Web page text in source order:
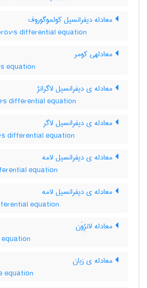
معادله دیفرانسیل کولموگوروف
differential equation
معادلهی کومر
equation
معادله ی دیفرانسیل لاگرانژ
differential equation
معادله ی دیفرانسیل لاگر
differential equation
معادله ی دیفرانسیل لامه
equation
معادله ی دیفرانسیل لامه
equation
معادله لانژِوَن
معادله ی زبان
equation